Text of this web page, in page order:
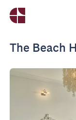
The Beach